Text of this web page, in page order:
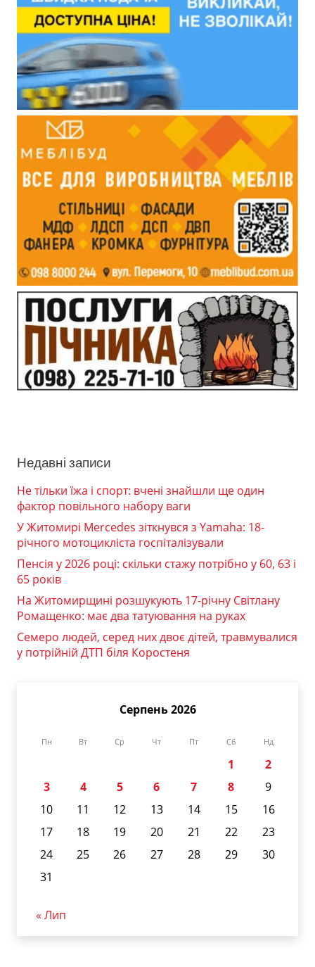
Недавні записи
Не тільки їжа і спорт: вчені знайшли ще один
фактор повільного набору ваги
У Житомирі Mercedes зіткнувся з Yamaha: 18-
річного мотоцикліста госпіталізували
Пенсія у 2026 році: скільки стажу потрібно у 60, 63 і
65 років
На Житомирщині розшукують 17-річну Світлану
Ромащенко: має два татуювання на руках
Семеро людей, серед них двоє дітей, травмувалися
у потрійній ДТП біля Коростеня
Серпень 2026
Пн Вт Ср Чт Пт Сб Нд
1
2
3
4 5 6 7 8
9
10
11 12 13 14 15
16
17
18 19 20 21 22
23
24
25 26 27 28 29
30
31
« Лип